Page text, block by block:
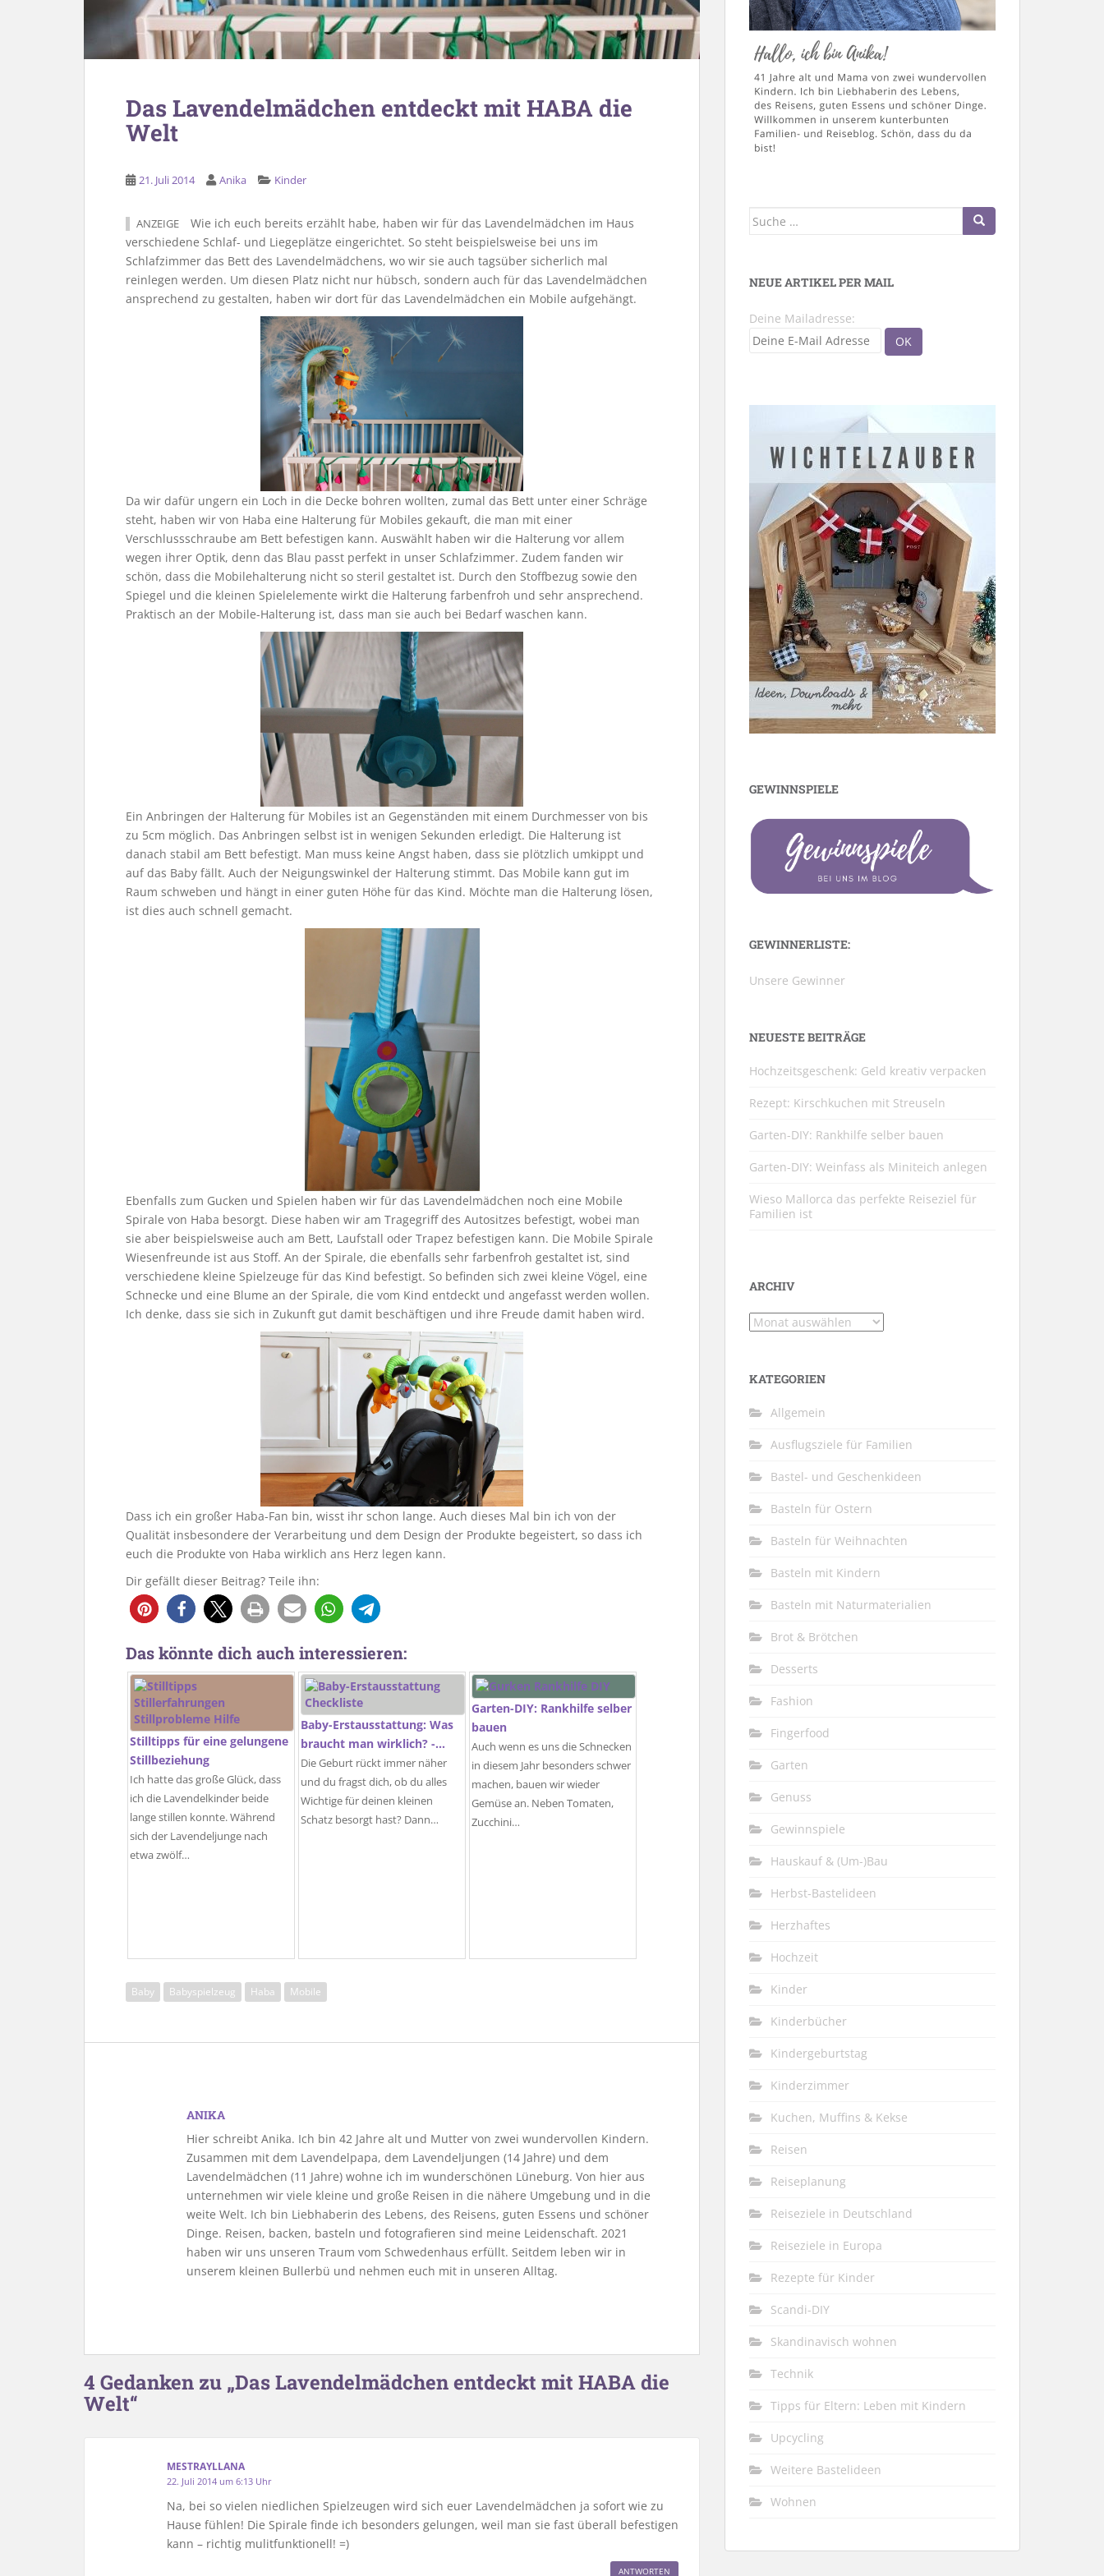
Das Lavendelmädchen entdeckt mit HABA die
Welt
21. Juli 2014 Anika Kinder
ANZEIGE
Wie ich euch bereits erzählt habe, haben wir für das Lavendelmädchen im Haus
verschiedene Schlaf- und Liegeplätze eingerichtet. So steht beispielsweise bei uns im
Schlafzimmer das Bett des Lavendelmädchens, wo wir sie auch tagsüber sicherlich mal
reinlegen werden. Um diesen Platz nicht nur hübsch, sondern auch für das Lavendelmädchen
ansprechend zu gestalten, haben wir dort für das Lavendelmädchen ein Mobile aufgehängt.
Da wir dafür ungern ein Loch in die Decke bohren wollten, zumal das Bett unter einer Schräge
steht, haben wir von Haba eine Halterung für Mobiles gekauft, die man mit einer
Verschlussschraube am Bett befestigen kann. Auswählt haben wir die Halterung vor allem
wegen ihrer Optik, denn das Blau passt perfekt in unser Schlafzimmer. Zudem fanden wir
schön, dass die Mobilehalterung nicht so steril gestaltet ist. Durch den Stoffbezug sowie den
Spiegel und die kleinen Spielelemente wirkt die Halterung farbenfroh und sehr ansprechend.
Praktisch an der Mobile-Halterung ist, dass man sie auch bei Bedarf waschen kann.
Ein Anbringen der Halterung für Mobiles ist an Gegenständen mit einem Durchmesser von bis
zu 5cm möglich. Das Anbringen selbst ist in wenigen Sekunden erledigt. Die Halterung ist
danach stabil am Bett befestigt. Man muss keine Angst haben, dass sie plötzlich umkippt und
auf das Baby fällt. Auch der Neigungswinkel der Halterung stimmt. Das Mobile kann gut im
Raum schweben und hängt in einer guten Höhe für das Kind. Möchte man die Halterung lösen,
ist dies auch schnell gemacht.
Ebenfalls zum Gucken und Spielen haben wir für das Lavendelmädchen noch eine Mobile
Spirale von Haba besorgt. Diese haben wir am Tragegriff des Autositzes befestigt, wobei man
sie aber beispielsweise auch am Bett, Laufstall oder Trapez befestigen kann. Die Mobile Spirale
Wiesenfreunde ist aus Stoff. An der Spirale, die ebenfalls sehr farbenfroh gestaltet ist, sind
verschiedene kleine Spielzeuge für das Kind befestigt. So befinden sich zwei kleine Vögel, eine
Schnecke und eine Blume an der Spirale, die vom Kind entdeckt und angefasst werden wollen.
Ich denke, dass sie sich in Zukunft gut damit beschäftigen und ihre Freude damit haben wird.
Dass ich ein großer Haba-Fan bin, wisst ihr schon lange. Auch dieses Mal bin ich von der
Qualität insbesondere der Verarbeitung und dem Design der Produkte begeistert, so dass ich
euch die Produkte von Haba wirklich ans Herz legen kann.
Dir gefällt dieser Beitrag? Teile ihn:
Das könnte dich auch interessieren:
Stilltipps für eine gelungene
Stillbeziehung
Ich hatte das große Glück, dass
ich die Lavendelkinder beide
lange stillen konnte. Während
sich der Lavendeljunge nach
etwa zwölf…
Baby-Erstausstattung: Was
braucht man wirklich? -…
Die Geburt rückt immer näher
und du fragst dich, ob du alles
Wichtige für deinen kleinen
Schatz besorgt hast? Dann…
Garten-DIY: Rankhilfe selber
bauen
Auch wenn es uns die Schnecken
in diesem Jahr besonders schwer
machen, bauen wir wieder
Gemüse an. Neben Tomaten,
Zucchini…
Baby Babyspielzeug Haba Mobile
ANIKA
Hier schreibt Anika. Ich bin 42 Jahre alt und Mutter von zwei wundervollen Kindern.
Zusammen mit dem Lavendelpapa, dem Lavendeljungen (14 Jahre) und dem
Lavendelmädchen (11 Jahre) wohne ich im wunderschönen Lüneburg. Von hier aus
unternehmen wir viele kleine und große Reisen in die nähere Umgebung und in die
weite Welt. Ich bin Liebhaberin des Lebens, des Reisens, guten Essens und schöner
Dinge. Reisen, backen, basteln und fotografieren sind meine Leidenschaft. 2021
haben wir uns unseren Traum vom Schwedenhaus erfüllt. Seitdem leben wir in
unserem kleinen Bullerbü und nehmen euch mit in unseren Alltag.
4 Gedanken zu „Das Lavendelmädchen entdeckt mit HABA die
Welt“
MESTRAYLLANA
22. Juli 2014 um 6:13 Uhr
Na, bei so vielen niedlichen Spielzeugen wird sich euer Lavendelmädchen ja sofort wie zu
Hause fühlen! Die Spirale finde ich besonders gelungen, weil man sie fast überall befestigen
kann – richtig mulitfunktionell! =)
ANTWORTEN
Suche
NEUE ARTIKEL PER MAIL
Deine Mailadresse:
GEWINNSPIELE
GEWINNERLISTE:
Unsere Gewinner
NEUESTE BEITRÄGE
Hochzeitsgeschenk: Geld kreativ verpacken
Rezept: Kirschkuchen mit Streuseln
Garten-DIY: Rankhilfe selber bauen
Garten-DIY: Weinfass als Miniteich anlegen
Wieso Mallorca das perfekte Reiseziel für
Familien ist
ARCHIV
Archiv
KATEGORIEN
Allgemein
Ausflugsziele für Familien
Bastel- und Geschenkideen
Basteln für Ostern
Basteln für Weihnachten
Basteln mit Kindern
Basteln mit Naturmaterialien
Brot & Brötchen
Desserts
Fashion
Fingerfood
Garten
Genuss
Gewinnspiele
Hauskauf & (Um-)Bau
Herbst-Bastelideen
Herzhaftes
Hochzeit
Kinder
Kinderbücher
Kindergeburtstag
Kinderzimmer
Kuchen, Muffins & Kekse
Reisen
Reiseplanung
Reiseziele in Deutschland
Reiseziele in Europa
Rezepte für Kinder
Scandi-DIY
Skandinavisch wohnen
Technik
Tipps für Eltern: Leben mit Kindern
Upcycling
Weitere Bastelideen
Wohnen